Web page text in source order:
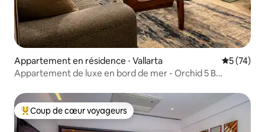
Appartement en résidence ⋅ Vallarta
5 (74)
Appartement de luxe en bord de mer - Orchid 5 B
Coups de cœur voyageurs les plus appréciés
Coup de cœur voyageurs